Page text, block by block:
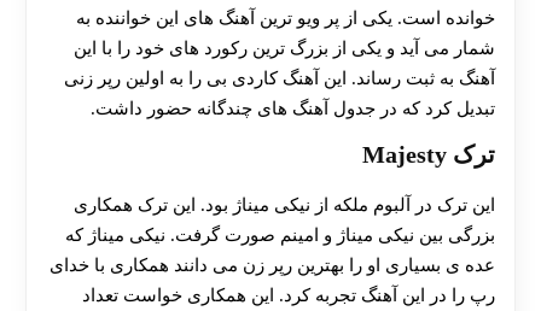
خوانده است. یکی از پر ویو ترین آهنگ های این خواننده به
شمار می آید و یکی از بزرگ ترین رکورد های خود را با این
آهنگ به ثبت رساند. این آهنگ کاردی بی را به اولین رپر زنی
تبدیل کرد که در جدول آهنگ های چندگانه حضور داشت.
ترک Majesty
این ترک در آلبوم ملکه از نیکی میناژ بود. این ترک همکاری
بزرگی بین نیکی میناژ و امینم صورت گرفت. نیکی میناژ که
عده ی بسیاری او را بهترین رپر زن می دانند همکاری با خدای
رپ را در این آهنگ تجربه کرد. این همکاری خواست تعداد